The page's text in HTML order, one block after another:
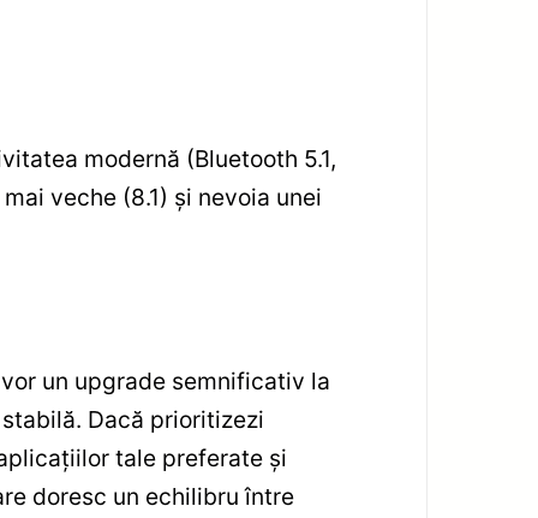
modernă (Bluetooth 5.1,
veche (8.1) și nevoia unei
un upgrade semnificativ la
Dacă prioritizezi
tale preferate și
doresc un echilibru între